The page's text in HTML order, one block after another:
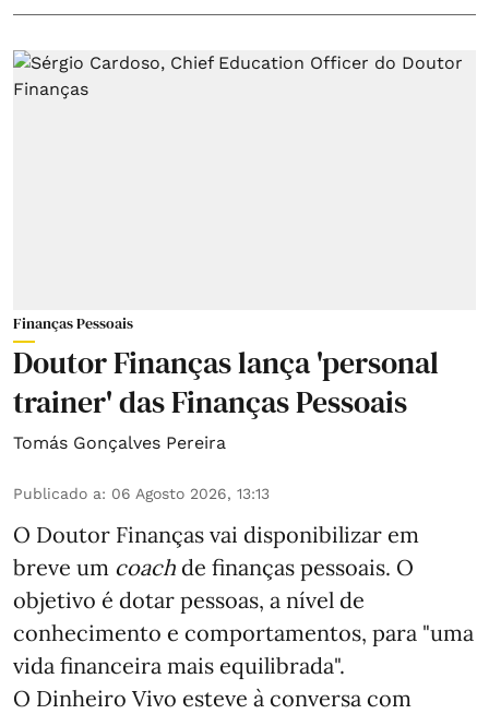
Finanças Pessoais
Doutor Finanças lança 'personal
trainer' das Finanças Pessoais
Tomás Gonçalves Pereira
Publicado a: 06 Agosto 2026, 13:13
O Doutor Finanças vai disponibilizar em
breve um coach de finanças pessoais. O
objetivo é dotar pessoas, a nível de
conhecimento e comportamentos, para "uma
vida financeira mais equilibrada".
O Dinheiro Vivo esteve à conversa com